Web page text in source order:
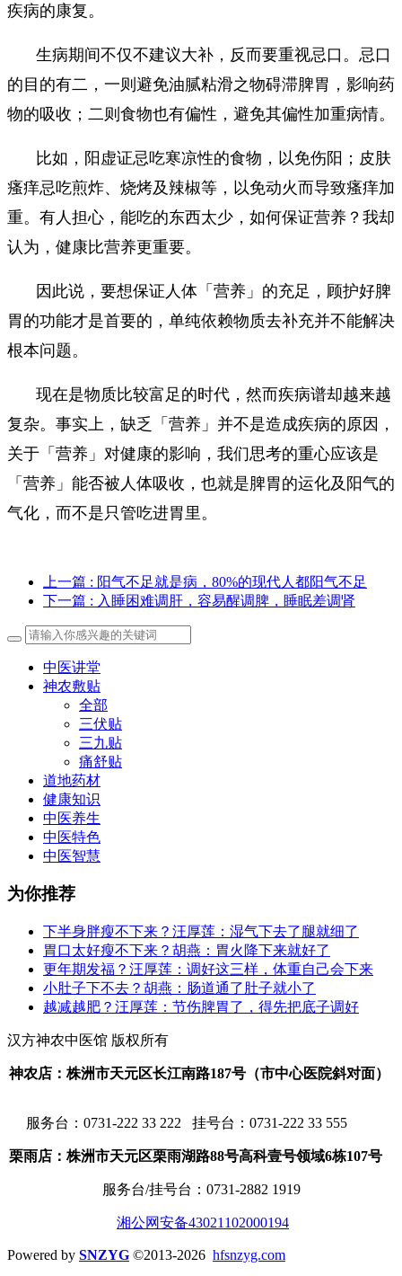
疾病的康复。
生病期间不仅不建议大补，反而要重视忌口。忌口
的目的有二，一则避免油腻粘滑之物碍滞脾胃，影响药
物的吸收；二则食物也有偏性，避免其偏性加重病情。
比如，阳虚证忌吃寒凉性的食物，以免伤阳；皮肤
瘙痒忌吃煎炸、烧烤及辣椒等，以免动火而导致瘙痒加
重。有人担心，能吃的东西太少，如何保证营养？我却
认为，健康比营养更重要。
因此说，要想保证人体「营养」的充足，顾护好脾
胃的功能才是首要的，单纯依赖物质去补充并不能解决
根本问题。
现在是物质比较富足的时代，然而疾病谱却越来越
复杂。事实上，缺乏「营养」并不是造成疾病的原因，
关于「营养」对健康的影响，我们思考的重心应该是
「营养」能否被人体吸收，也就是脾胃的运化及阳气的
气化，而不是只管吃进胃里。
上一篇 : 阳气不足就是病，80%的现代人都阳气不足
下一篇 : 入睡困难调肝，容易醒调脾，睡眠差调肾
中医讲堂
神农敷贴
全部
三伏贴
三九贴
痛舒贴
道地药材
健康知识
中医养生
中医特色
中医智慧
为你推荐
下半身胖瘦不下来？汪厚莲：湿气下去了腿就细了
胃口太好瘦不下来？胡燕：胃火降下来就好了
更年期发福？汪厚莲：调好这三样，体重自己会下来
小肚子下不去？胡燕：肠道通了肚子就小了
越减越肥？汪厚莲：节伤脾胃了，得先把底子调好
汉方神农中医馆 版权所有
神农店：株洲市天元区长江南路187号（市中心医院斜对面）
服务台： 0731-222 33 222 挂号台：0731-222 33 555
栗雨店：株洲市天元区栗雨湖路88号高科壹号领域6栋107号
服务台/挂号台： 0731-2882 1919
湘公网安备43021102000194
Powered by SNZYG ©2013-2026 hfsnzyg.com